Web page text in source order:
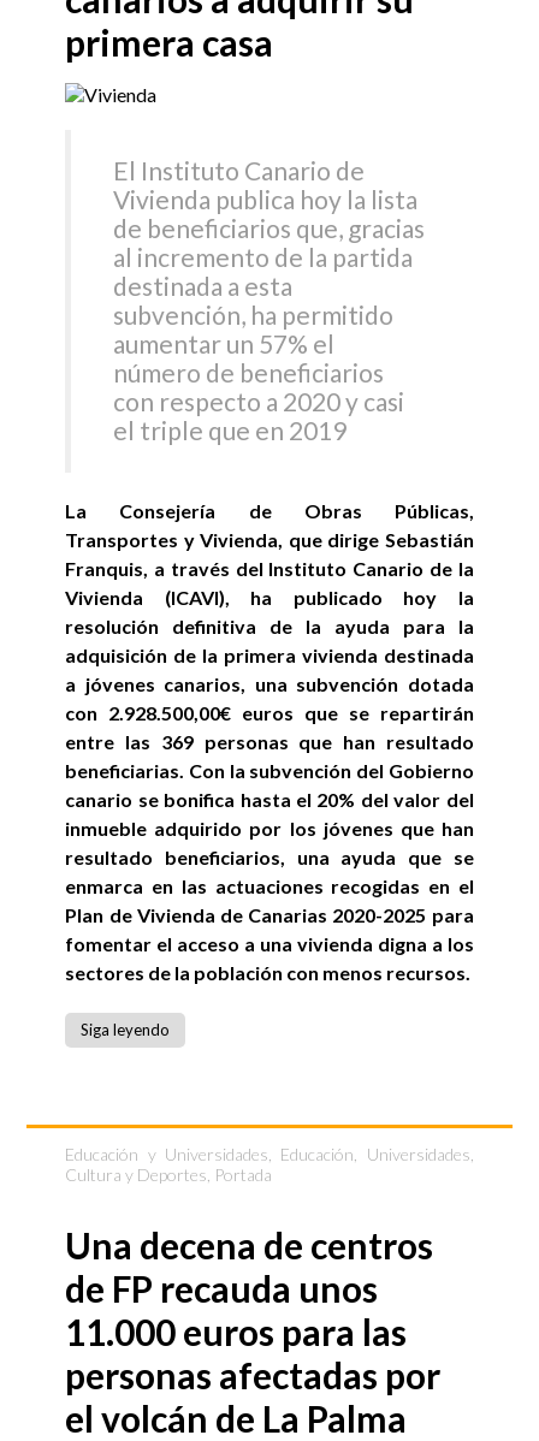
primera casa
El Instituto Canario de
Vivienda publica hoy la lista
de beneficiarios que, gracias
al incremento de la partida
destinada a esta
subvención, ha permitido
aumentar un 57% el
número de beneficiarios
con respecto a 2020 y casi
el triple que en 2019
La Consejería de Obras Públicas,
Transportes y Vivienda, que dirige Sebastián
Franquis, a través del Instituto Canario de la
Vivienda (ICAVI), ha publicado hoy la
resolución definitiva de la ayuda para la
adquisición de la primera vivienda destinada
a jóvenes canarios, una subvención dotada
con 2.928.500,00€ euros que se repartirán
entre las 369 personas que han resultado
beneficiarias. Con la subvención del Gobierno
canario se bonifica hasta el 20% del valor del
inmueble adquirido por los jóvenes que han
resultado beneficiarios, una ayuda que se
enmarca en las actuaciones recogidas en el
Plan de Vivienda de Canarias 2020-2025 para
fomentar el acceso a una vivienda digna a los
sectores de la población con menos recursos.
Siga leyendo
Educación y Universidades
Educación, Universidades,
Cultura y Deportes Portada
Una decena de centros
de FP recauda unos
11.000 euros para las
personas afectadas por
el volcán de La Palma